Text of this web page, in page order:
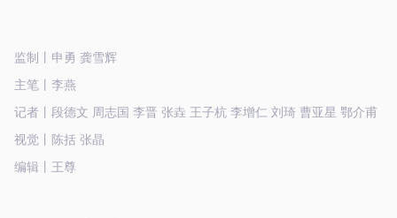
监制丨申勇 龚雪辉
主笔丨李燕
记者丨段德文 周志国 李晋 张垚 王子杭 李增仁 刘琦 曹亚星 鄂介甫
视觉丨陈括 张晶
编辑丨王尊